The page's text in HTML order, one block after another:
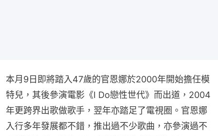
本月9日即將踏入47歲的官恩娜於2000年開始擔任模
特兒，其後參演電影《I Do戀性世代》而出道，2004
年更跨界出歌做歌手，翌年亦踏足了電視圈。官恩娜
入行多年發展都不錯，推出過不少歌曲，亦參演過不